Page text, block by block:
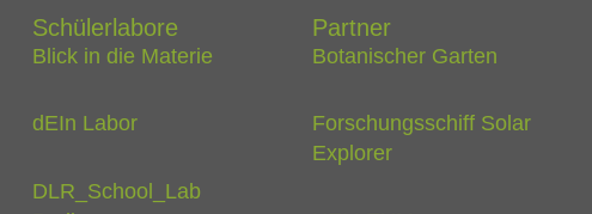
Schülerlabore
Blick in die Materie
dEIn Labor
DLR_School_Lab
Partner
Botanischer Garten
Forschungsschiff Solar
Explorer